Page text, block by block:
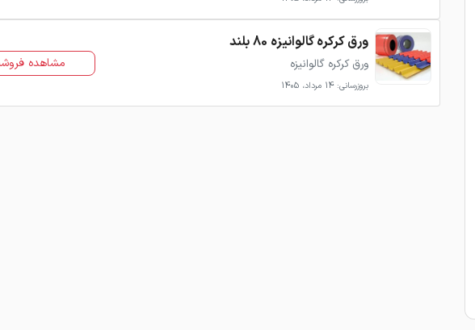
ورق کرکره گالوانیزه 80 بلند
ورق کرکره گالوانیزه
بروزرسانی: 14 مرداد، 1405
مشاهده